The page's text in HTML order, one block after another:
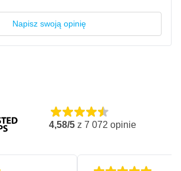
Napisz swoją opinię
4,58/5 z 7 072 opinie